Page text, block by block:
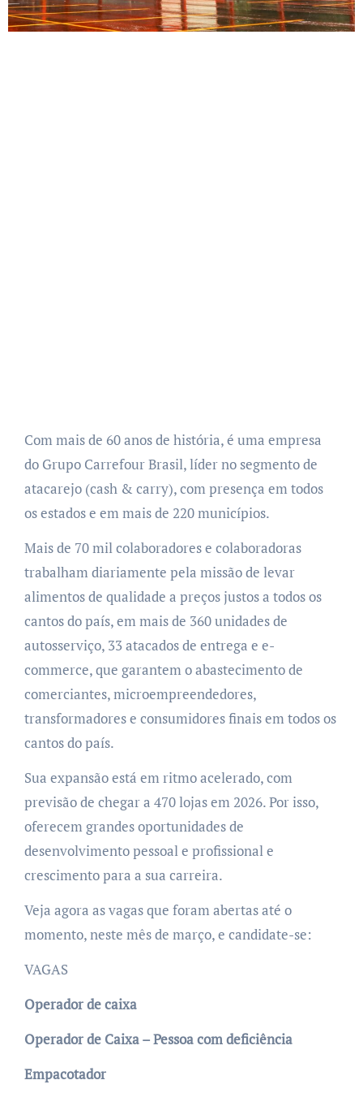
Com mais de 60 anos de história, é uma empresa
do Grupo Carrefour Brasil, líder no segmento de
atacarejo (cash & carry), com presença em todos
os estados e em mais de 220 municípios.
Mais de 70 mil colaboradores e colaboradoras
trabalham diariamente pela missão de levar
alimentos de qualidade a preços justos a todos os
cantos do país, em mais de 360 unidades de
autosserviço, 33 atacados de entrega e e-
commerce, que garantem o abastecimento de
comerciantes, microempreendedores,
transformadores e consumidores finais em todos os
cantos do país.
Sua expansão está em ritmo acelerado, com
previsão de chegar a 470 lojas em 2026. Por isso,
oferecem grandes oportunidades de
desenvolvimento pessoal e profissional e
crescimento para a sua carreira.
Veja agora as vagas que foram abertas até o
momento, neste mês de março, e candidate-se:
VAGAS
Operador de caixa
Operador de Caixa – Pessoa com deficiência
Empacotador